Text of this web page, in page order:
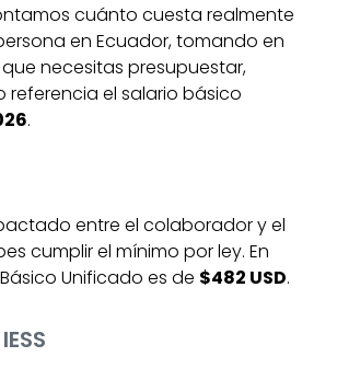
cuánto cuesta realmente
en Ecuador, tomando en
necesitas presupuestar,
el salario básico
.
entre el colaborador y el
cumplir el mínimo por ley. En
Unificado es de $482 USD.